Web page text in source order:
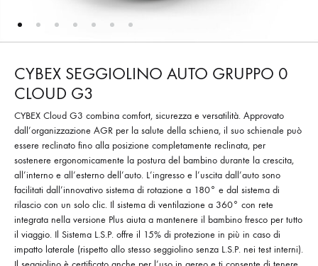
CYBEX SEGGIOLINO AUTO GRUPPO 0
CLOUD G3
CYBEX Cloud G3 combina comfort, sicurezza e versatilità. Approvato
dall’organizzazione AGR per la salute della schiena, il suo schienale può
essere reclinato fino alla posizione completamente reclinata, per
sostenere ergonomicamente la postura del bambino durante la crescita,
all’interno e all’esterno dell’auto. L’ingresso e l’uscita dall’auto sono
facilitati dall’innovativo sistema di rotazione a 180° e dal sistema di
rilascio con un solo clic. Il sistema di ventilazione a 360° con rete
integrata nella versione Plus aiuta a mantenere il bambino fresco per tutto
il viaggio. Il Sistema L.S.P. offre il 15% di protezione in più in caso di
impatto laterale (rispetto allo stesso seggiolino senza L.S.P. nei test interni).